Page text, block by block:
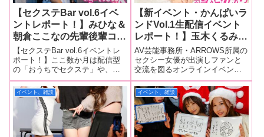
【セクステBar vol.6イベ
ントレポート！】みひな＆
朝倉ここなの先輩後輩コン
ビとファンが女子会トーク
を満喫！カラオケでは2人
が意外な楽曲を披露し盛り
上がる！
【セクステBar vol.6イベントレ
ポート！】ここ数か月は配信型
の「おうちでセクステ」や、復
活した「セクステ生放送」など
を行ってきましたが、久しぶり
に「セクステBar」が復活！ 6
月24日、東京・神田で「セクス
テBar vol.6」が行わ
【新イベント・かんぱいラ
ンドVol.1生配信イベント
レポート！】玉木くるみと
辻芽愛理が新イベントで焼
酎、ビールを飲みまく
り！ イチゴフェラに乳輪
イラストと飲めば飲むほど
大胆に！
AV芸能事務所・ARROWS所属の
セクシー女優が出演しファンと
交流を図るオンラインイベント
「かんぱいランド」が5月21日に
開催され、同事務所所属の人気
セクシー女優である玉木くるみ
ちゃんと辻芽愛理ちゃんが出演
しました。同イベントはAV芸能
事務
イベント、雑談 イベント、雑談